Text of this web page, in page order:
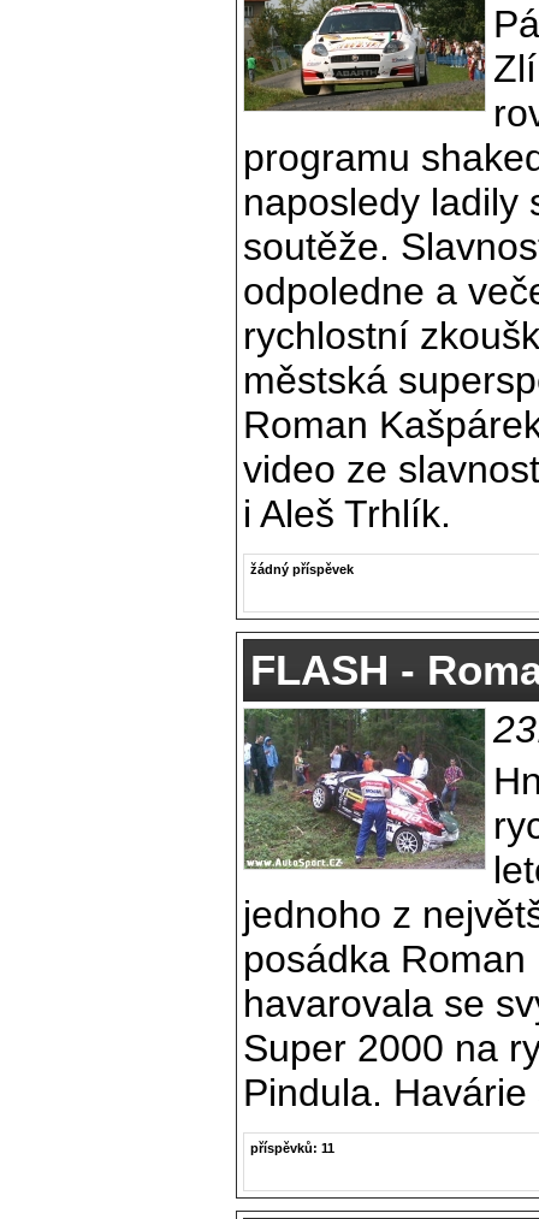
programu
naposledy ladily
soutěže.
odpoledne a
rychlostní
městská
Roman
video ze
i Aleš Trhlík.
žádný příspěvek
FLASH -
jednoho z
posádka
havarovala se
Super 2000 na
Pindula.
příspěvků: 11